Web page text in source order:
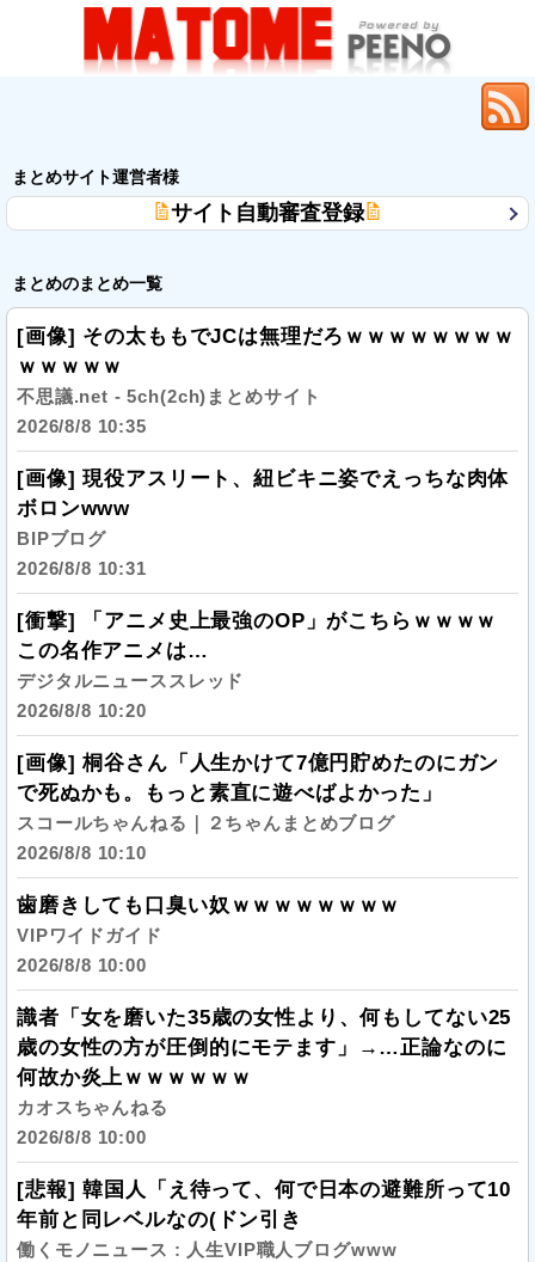
まとめサイト運営者様
サイト自動審査登録
まとめのまとめ一覧
[画像] その太ももでJCは無理だろｗｗｗｗｗｗｗｗ
ｗｗｗｗｗ
不思議.net - 5ch(2ch)まとめサイト
2026/8/8 10:35
[画像] 現役アスリート、紐ビキニ姿でえっちな肉体
ボロンwww
BIPブログ
2026/8/8 10:31
[衝撃] 「アニメ史上最強のOP」がこちらｗｗｗｗ
この名作アニメは…
デジタルニューススレッド
2026/8/8 10:20
[画像] 桐谷さん「人生かけて7億円貯めたのにガン
で死ぬかも。もっと素直に遊べばよかった」
スコールちゃんねる｜２ちゃんまとめブログ
2026/8/8 10:10
歯磨きしても口臭い奴ｗｗｗｗｗｗｗｗ
VIPワイドガイド
2026/8/8 10:00
識者「女を磨いた35歳の女性より、何もしてない25
歳の女性の方が圧倒的にモテます」→…正論なのに
何故か炎上ｗｗｗｗｗｗ
カオスちゃんねる
2026/8/8 10:00
[悲報] 韓国人「え待って、何で日本の避難所って10
年前と同レベルなの(ドン引き
働くモノニュース : 人生VIP職人ブログwww